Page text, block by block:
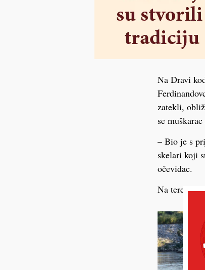
Na Dravi
zatekli,
se
– Bio je s
skelari koji
očevidac.
Na terenu